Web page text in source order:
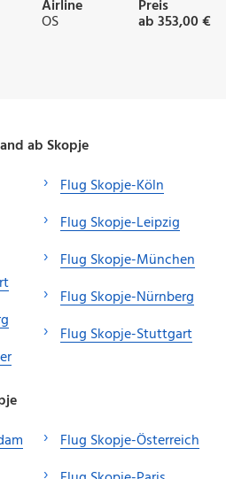
Airline
OS
Preis
ab 353,00 €
ab Skopje
Flug Skopje-Köln
Flug Skopje-Leipzig
Flug Skopje-München
Flug Skopje-Nürnberg
Flug Skopje-Stuttgart
Flug Skopje-Österreich